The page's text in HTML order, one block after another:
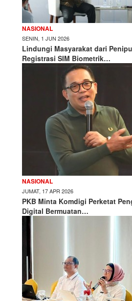
NASIONAL
SENIN, 1 JUN 2026
Lindungi Masyarakat dari
Registrasi SIM Biometrik…
NASIONAL
JUMAT, 17 APR 2026
PKB Minta Komdigi Perketat
Digital Bermuatan…